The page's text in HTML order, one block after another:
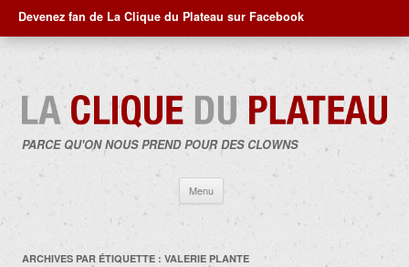
Devenez fan de La Clique du Plateau sur Facebook
PARCE QU'ON NOUS PREND POUR DES CLOWNS
Menu
contenu
ARCHIVES PAR ÉTIQUETTE : VALERIE PLANTE